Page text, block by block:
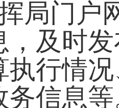
局门户
，及时
执行情
务信息